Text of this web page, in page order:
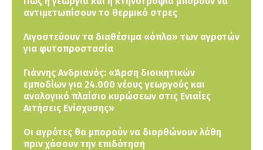
αντιμετωπίσουν το θερμικό στρες
Λιγοστεύουν τα διαθέσιμα «όπλα» των αγροτών
για φυτοπροστασία
Γιάννης Ανδριανός: «Άρση διοικητικών
εμποδίων για 24.000 νέους γεωργούς και
αναλογικό πλαίσιο κυρώσεων στις Ενιαίες
Αιτήσεις Ενίσχυσης»
Οι αγρότες θα μπορούν να διορθώνουν λάθη
πριν χάσουν την επιδότηση